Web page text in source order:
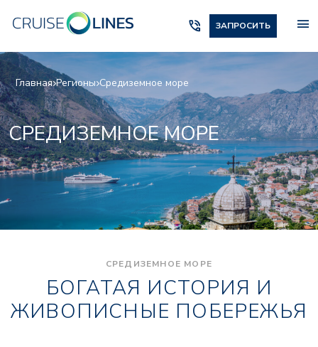
phone_in_talk ЗАПРОСИТЬ menu
Главная Регионы Средиземное море
СРЕДИЗЕМНОЕ МОРЕ
СРЕДИЗЕМНОЕ МОРЕ
БОГАТАЯ ИСТОРИЯ И
ЖИВОПИСНЫЕ ПОБЕРЕЖЬЯ